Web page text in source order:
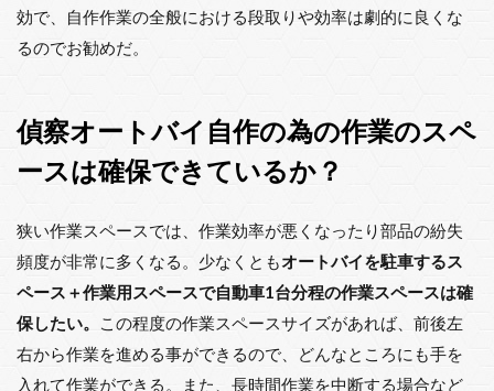
効で、自作作業の全般における段取りや効率は劇的に良くな
るのでお勧めだ。
偵察オートバイ自作の為の作業のスペ
ースは確保できているか？
狭い作業スペースでは、作業効率が悪くなったり部品の紛失
頻度が非常に多くなる。少なくともオートバイを駐車するス
ペース＋作業用スペースで自動車1台分程の作業スペースは確
保したい。
この程度の作業スペースサイズがあれば、前後左
右から作業を進める事ができるので、どんなところにも手を
入れて作業ができる。また、長時間作業を中断する場合など